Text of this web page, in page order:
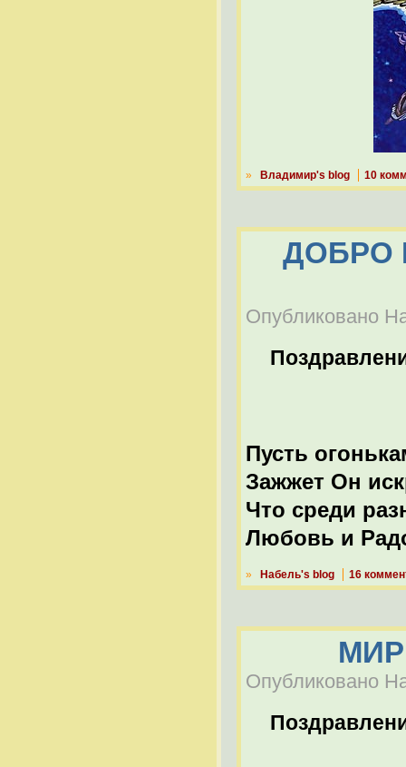
» Владимир's blog 10
ДОБРО
Опубликовано
Пусть
Зажжет Он
Что среди
Любовь и
» Набель's blog 16
Опубликовано